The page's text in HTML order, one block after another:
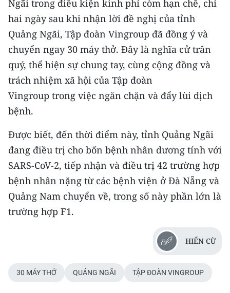
Media Thế giới
Media Thể thao
Media Giáo dục
Media Y tế
Media Khoa học - Công nghệ
Media Môi trường
Ảnh
Infographic
TIN MỚI
Ngãi trong điều kiện kinh phí còm hạn chế, chỉ
hai ngày sau khi nhận lời đề nghị của tỉnh
Quảng Ngãi, Tập đoàn Vingroup đã đồng ý và
chuyển ngay 30 máy thở. Đây là nghĩa cử trân
quý, thể hiện sự chung tay, cùng cộng đồng và
trách nhiệm xã hội của Tập đoàn
Vingroup trong việc ngăn chặn và đẩy lùi dịch
bệnh.
Được biết, đến thời điểm này, tỉnh Quảng Ngãi
đang điều trị cho bốn bệnh nhân dương tính với
SARS-CoV-2, tiếp nhận và điều trị 42 trường hợp
bệnh nhân nặng từ các bệnh viện ở Đà Nẵng và
Quảng Nam chuyển về, trong số này phần lớn là
trường hợp F1.
HIỂN CỪ
30 MÁY THỞ QUẢNG NGÃI TẬP ĐOÀN VINGROUP